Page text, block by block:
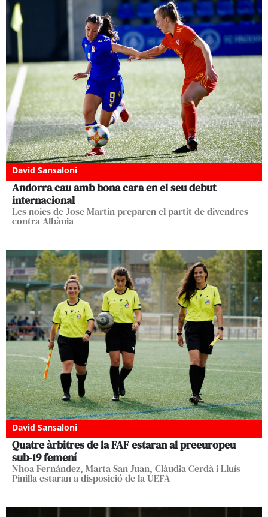
David Sansaloni
Andorra cau amb bona cara en el seu debut
internacional
Les noies de Jose Martín preparen el partit de divendres
contra Albània
David Sansaloni
Quatre àrbitres de la FAF estaran al preeuropeu
sub-19 femení
Nhoa Fernández, Marta San Juan, Clàudia Cerdà i Lluís
Pinilla estaran a disposició de la UEFA